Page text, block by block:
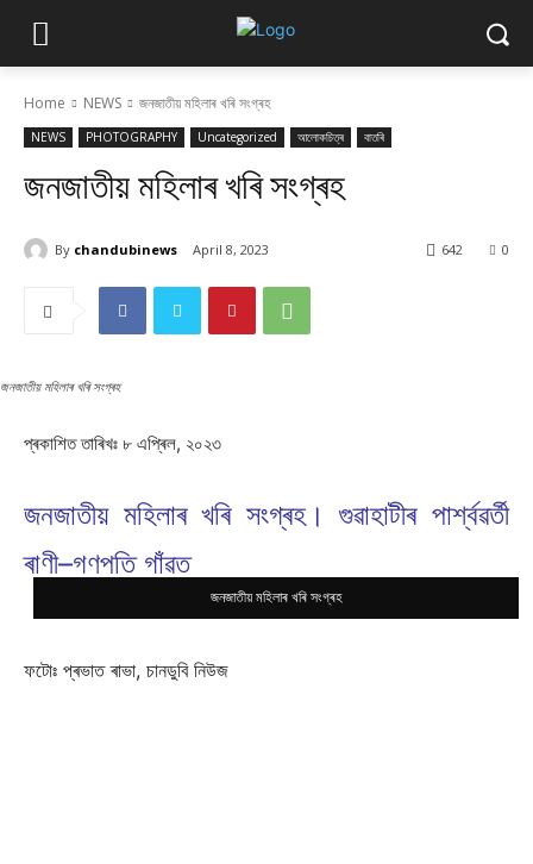
Home NEWS জনজাতীয় মহিলাৰ খৰি সংগ্ৰহ
NEWS PHOTOGRAPHY Uncategorized আলোকচিত্ৰ বাতৰি
জনজাতীয় মহিলাৰ খৰি সংগ্ৰহ
By chandubinews April 8, 2023 0
642
জনজাতীয় মহিলাৰ খৰি সংগ্ৰহ
প্ৰকাশিত তাৰিখঃ ৮ এপ্ৰিল, ২০২৩
জনজাতীয় মহিলাৰ খৰি সংগ্ৰহ। গুৱাহাটীৰ পাৰ্শ্বৱৰ্তী
ৰাণী–গণপতি গাঁৱত
জনজাতীয় মহিলাৰ খৰি সংগ্ৰহ
ফটোঃ প্ৰভাত ৰাভা, চানডুবি নিউজ